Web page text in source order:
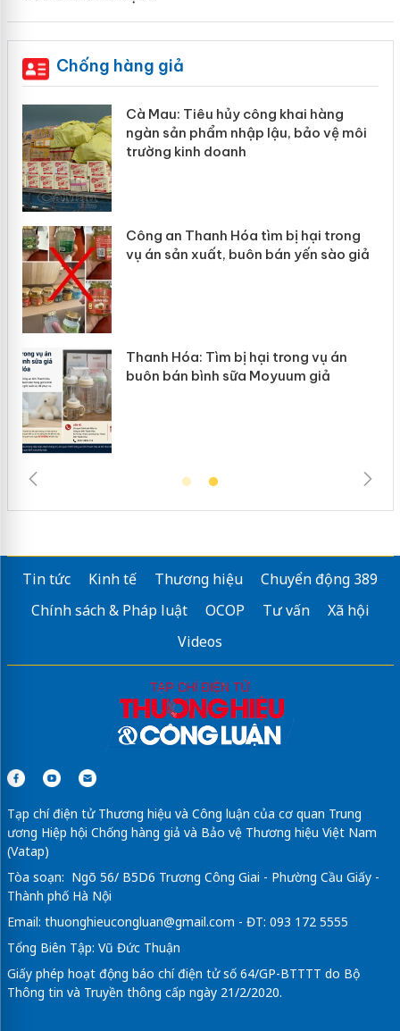
Chống hàng giả
Mau: Tiêu hủy công khai hàng
sản phẩm nhập lậu, bảo vệ môi
kinh doanh
an Thanh Hóa tìm bị hại trong
án sản xuất, buôn bán yến sào giả
Hóa: Tìm bị hại trong vụ án
bán bình sữa Moyuum giả
Lào
mại
Tin tức Kinh tế Thương hiệu
Chuyển động 389
Chính sách & Pháp luật
OCOP Tư vấn
Xã hội
Videos
Tạp chí điện tử Thương hiệu và Công luận của cơ quan Trung
ương Hiệp hội Chống hàng giả và Bảo vệ Thương hiệu Việt Nam
(Vatap)
Tòa soạn: Ngõ 56/ B5D6 Trương Công Giai - Phường Cầu Giấy -
Thành phố Hà Nội
Email: thuonghieucongluan@gmail.com - ĐT: 093 172 5555
Tổng Biên Tập: Vũ Đức Thuận
Giấy phép hoạt động báo chí điện tử số 64/GP-BTTTT do Bộ
Thông tin và Truyền thông cấp ngày 21/2/2020.